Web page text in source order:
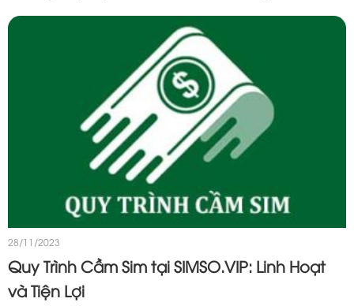
SIMSO.VIP không chỉ là một đơn vị...
28/11/2023
Quy Trình Cầm Sim tại SIMSO.VIP: Linh Hoạt
và Tiện Lợi